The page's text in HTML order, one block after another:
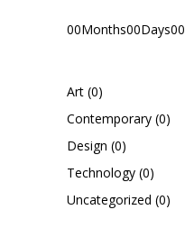
00Months00Days00
Art (0)
Contemporary (0)
Design (0)
Technology (0)
Uncategorized (0)